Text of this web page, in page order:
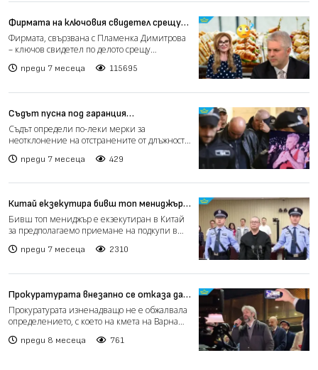
Фирмата на ключовия свидетел срещу
Благомир Коцев взе поръчка за 1,2 млн.
лв.
Фирмата, свързвана с Пламенка Димитрова
– ключов свидетел по делото срещу
преди 7 месеца 115695
Съдът пусна под гаранция
инспекторите от ДАИ, искали подкуп
от шофьори на Роби Уилямс
Съдът определи по-леки мерки за
неотклонение на отстранените от длъжност
преди 7 месеца 429
Китай екзекутира бивш топ мениджър
за подкупи в размер на 134 млн. евро
Бивш топ мениджър е екзекутиран в Китай
за предполагаемо приемане на подкупи в
преди 7 месеца 2310
Прокуратурата внезапно се отказа да
държи Коцев в ареста
Прокуратурата изненадващо не е обжалвала
определението, с което на кмета на Варна
преди 8 месеца 761